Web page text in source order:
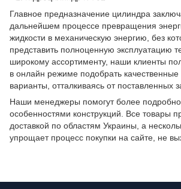
Главное предназначение цилиндра
дальнейшем процессе превращения
жидкости в механическую энергию, без
представить полноценную эксплуатацию
широкому ассортименту, наши клиенты
в онлайн режиме подобрать
варианты, отталкиваясь от поставленных
Наши менеджеры помогут более подробно
особенностями конструкций. Все товары
доставкой по областям Украины, а
упрощает процесс покупки на сайте, не